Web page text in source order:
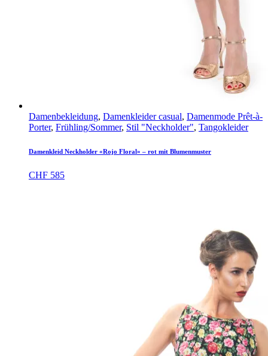
Damenbekleidung, Damenkleider casual, Damenmode Prêt-à-
Porter, Frühling/Sommer, Stil "Neckholder", Tangokleider
Damenkleid Neckholder «Rojo Floral» – rot mit Blumenmuster
CHF 585